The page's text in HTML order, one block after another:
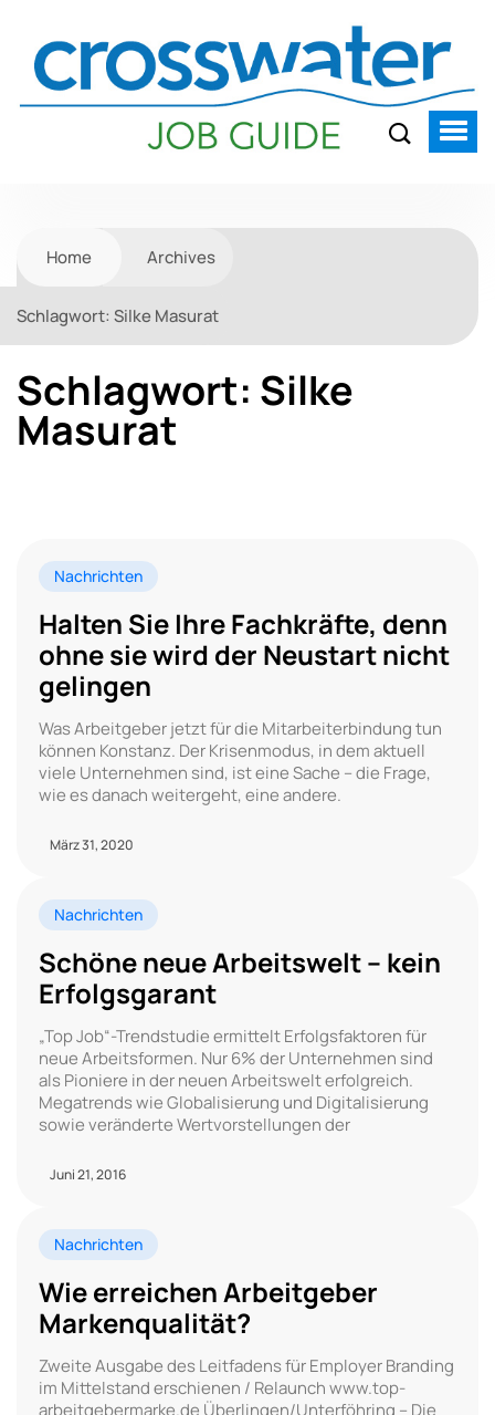
Home Archives
Schlagwort: Silke Masurat
Schlagwort: Silke
Masurat
Nachrichten
Halten Sie Ihre Fachkräfte, denn
ohne sie wird der Neustart nicht
gelingen
Was Arbeitgeber jetzt für die Mitarbeiterbindung tun
können Konstanz. Der Krisenmodus, in dem aktuell
viele Unternehmen sind, ist eine Sache – die Frage,
wie es danach weitergeht, eine andere.
März 31, 2020
Nachrichten
Schöne neue Arbeitswelt – kein
Erfolgsgarant
„Top Job“-Trendstudie ermittelt Erfolgsfaktoren für
neue Arbeitsformen. Nur 6% der Unternehmen sind
als Pioniere in der neuen Arbeitswelt erfolgreich.
Megatrends wie Globalisierung und Digitalisierung
sowie veränderte Wertvorstellungen der
Juni 21, 2016
Nachrichten
Wie erreichen Arbeitgeber
Markenqualität?
Zweite Ausgabe des Leitfadens für Employer Branding
im Mittelstand erschienen / Relaunch www.top-
arbeitgebermarke.de Überlingen/Unterföhring – Die